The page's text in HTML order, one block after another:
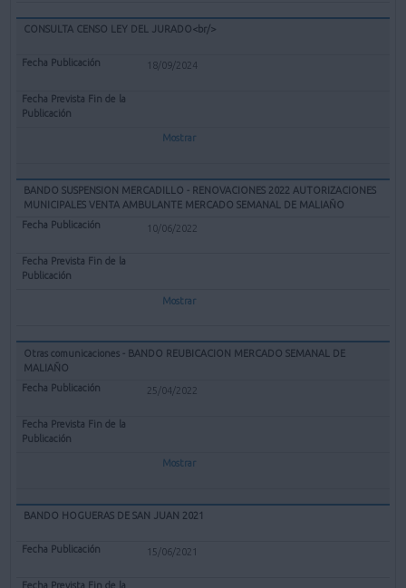
CONSULTA CENSO LEY DEL JURADO<br/>
18/09/2024
Mostrar
BANDO SUSPENSION MERCADILLO - RENOVACIONES 2022 AUTORIZACIONES
MUNICIPALES VENTA AMBULANTE MERCADO SEMANAL DE MALIAÑO
10/06/2022
Mostrar
Otras comunicaciones - BANDO REUBICACION MERCADO SEMANAL DE
MALIAÑO
25/04/2022
Mostrar
BANDO HOGUERAS DE SAN JUAN 2021
15/06/2021